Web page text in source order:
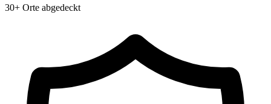
30+ Orte abgedeckt